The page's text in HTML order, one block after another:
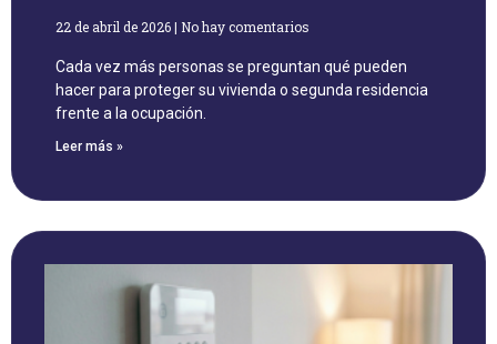
22 de abril de 2026 No hay comentarios
Cada vez más personas se preguntan qué pueden
hacer para proteger su vivienda o segunda residencia
frente a la ocupación.
Leer más »